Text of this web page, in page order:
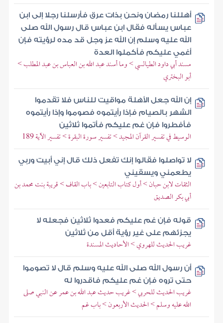
أهللنا رمضان ونحن بذات عرق فأرسلنا رجلا إلى ابن
عباس يسأله فقال ابن عباس قال رسول الله صلى
الله عليه وسلم إن الله عز وجل قد مده لرؤيته فإن
أغمي عليكم فأكملوا العدة
مسند أبي داود الطيالسي > وما أسند عبد الله بن العباس بن عبد المطلب >
أبو البختري
إن الله جعل الأهلة مواقيت للناس فلا تقدموا
الشهر بالصيام فإذا رأيتموه فصوموا وإذا رأيتموه
فأفطروا فإن غم عليكم فأتموا ثلاثين
الوسيط في تفسير القرآن المجيد > تفسير سورة البقرة > تفسير الآية 189
لا تواصلوا فقالوا إنك تفعل ذلك قال إني أبيت وربي
يطعمني ويسقيني
الثقات لابن حبان > أول كتاب التابعين > باب القاف > قريبة بنت محمد بن
أبي بكر الصديق
قوله فإن غم عليكم فعدوا ثلاثين فجعله لا
يجزئهم على غير رؤية أقل من ثلاثين
غريب الحديث للهروي > الأحاديث المسندة
أن رسول الله صلى الله عليه وسلم قال لا تصوموا
حتى تروه فإن غم عليكم فاقدروا له
غريب الحديث للحربي > غريب حديث عبد الله بن عمر عن النبي صلى
الله عليه وسلم > الحديث الأربعون > باب غم